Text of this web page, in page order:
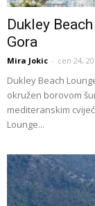
Dukley
Gora
Mira Jokic - сеп 24,
Dukley Beach
okružen borovom
mediteranskim
Lounge...